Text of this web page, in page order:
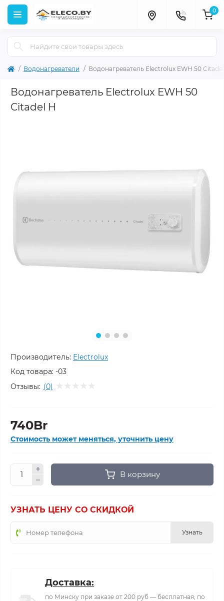
0
Водонагреватели Водонагреватель Electrolux EWH 50
Водонагреватель Electrolux EWH 50
Citadel H
Производитель: Electrolux
Код товара: -03
Отзывы: (0)
740Br
Стоимость может меняться, уточнить цену
В корзину
УЗНАТЬ ЦЕНУ СО СКИДКОЙ
Узнать
Доставка:
по Минску при заказе от 200 руб — бесплатная; по